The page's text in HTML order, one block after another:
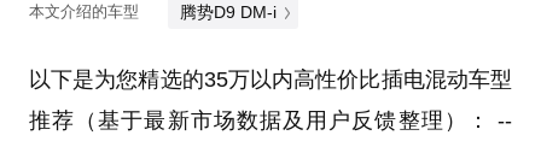
本文介绍的车型 腾势D9 DM-i
以下是为您精选的35万以内高性价比插电混动车型
推荐（基于最新市场数据及用户反馈整理）： --